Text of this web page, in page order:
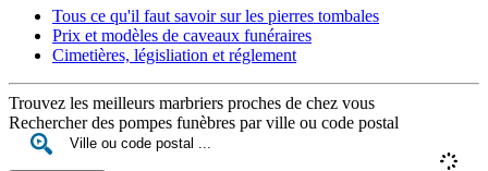
Tous ce qu'il faut savoir sur les pierres tombales
Prix et modèles de caveaux funéraires
Cimetières, législiation et réglement
Trouvez les meilleurs marbriers proches de chez vous
Rechercher des pompes funèbres par ville ou code postal